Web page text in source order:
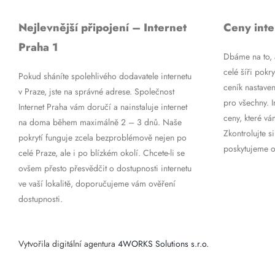
Nejlevnější připojení – Internet
Praha 1
Pokud sháníte spolehlivého dodavatele internetu
v Praze, jste na správné adrese. Společnost
Internet Praha vám doručí a nainstaluje internet
na doma během maximálně 2 – 3 dnů. Naše
pokrytí funguje zcela bezproblémově nejen po
celé Praze, ale i po blízkém okolí. Chcete-li se
ovšem přesto přesvědčit o dostupnosti internetu
ve vaší lokalitě, doporučujeme vám ověření
dostupnosti.
Ceny
Dbáme na
celé šíři
ceník
pro všechny.
ceny, které
Zkontrolujte
poskytujeme
Vytvořila digitální agentura 4WORKS Solutions s.r.o.